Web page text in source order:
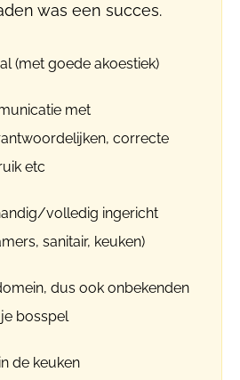
was een succes.
(met goede akoestiek)
met
correcte
etc
volledig ingericht
sanitair, keuken)
dus ook onbekenden
bosspel
de keuken